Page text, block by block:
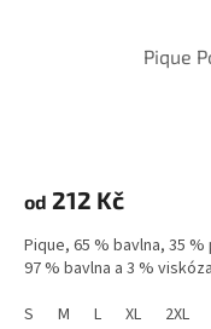
Pique
od 212 Kč
Pique, 65 % bavlna, 35
97 % bavlna a 3 %
S
M L XL 2XL